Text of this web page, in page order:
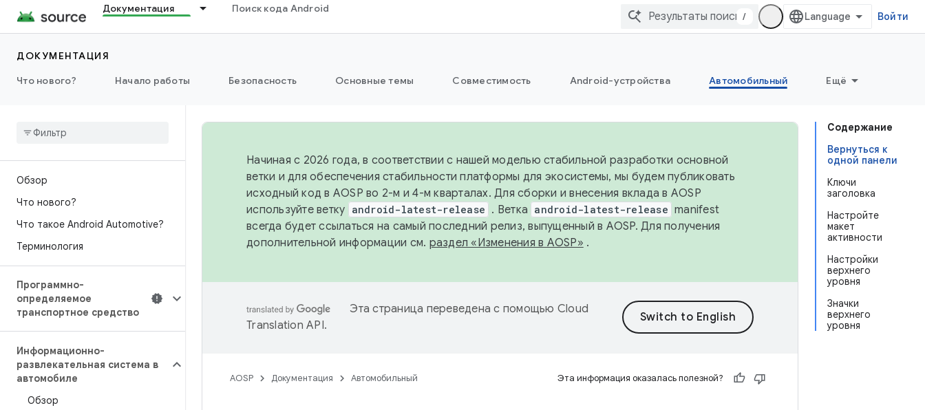
Документация Поиск кода Android
/ Войти
ДОКУМЕНТАЦИЯ
Что нового?
Начало работы Безопасность Основные темы Совместимость Android-устройства Автомобильный Ещё
Обзор
Что нового?
Что такое Android Automotive?
Терминология
Программно-
определяемое
транспортное средство
Информационно-
развлекательная система в
автомобиле
Обзор
Содержание
Вернуться к
одной панели
Ключи
заголовка
Настройте
макет
активности
Настройки
верхнего
уровня
Значки
верхнего
уровня
Начиная с 2026 года, в соответствии с нашей моделью стабильной разработки основной
ветки и для обеспечения стабильности платформы для экосистемы, мы будем публиковать
исходный код в AOSP во 2-м и 4-м кварталах. Для сборки и внесения вклада в AOSP
используйте ветку android-latest-release . Ветка android-latest-release manifest
всегда будет ссылаться на самый последний релиз, выпущенный в AOSP. Для получения
дополнительной информации см. раздел «Изменения в AOSP» .
Эта страница переведена с помощью Cloud
Translation API.
AOSP Документация Автомобильный Эта информация оказалась полезной?